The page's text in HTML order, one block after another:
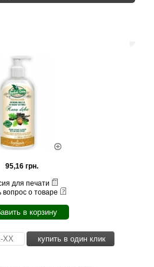
95,16 грн.
для печати
вопрос о товаре
в корзину
купить в один клик